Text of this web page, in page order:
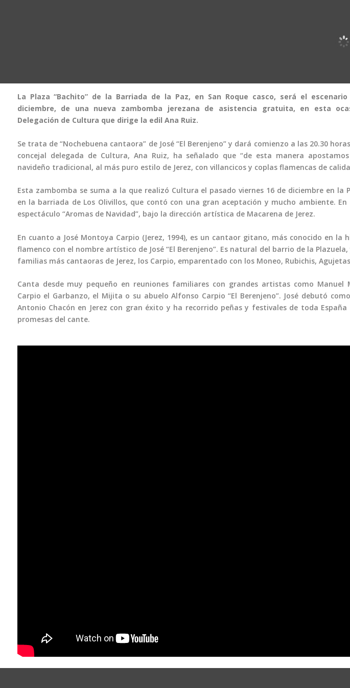
La Plaza “Bachito” de la Barriada de la Paz, en San Roque casco, será el
diciembre, de una nueva zambomba jerezana de asistencia gratuita, en esta
Delegación de Cultura que dirige la edil Ana Ruiz.
Se trata de “Nochebuena cantaora” de José “El Berenjeno” y dará comienzo a las 20.30
concejal delegada de Cultura, Ana Ruiz, ha señalado que “de esta manera
navideño tradicional, al más puro estilo de Jerez, con villancicos y coplas flamencas de
Esta zambomba se suma a la que realizó Cultura el pasado viernes 16 de diciembre en la
en la barriada de Los Olivillos, que contó con una gran aceptación y mucho ambiente. En
espectáculo “Aromas de Navidad”, bajo la dirección artística de Macarena de Jerez.
En cuanto a José Montoya Carpio (Jerez, 1994), es un cantaor gitano, más conocido en la
flamenco con el nombre artístico de José “El Berenjeno”. Es natural del barrio de la
familias más cantaoras de Jerez, los Carpio, emparentado con los Moneo, Rubichis,
Canta desde muy pequeño en reuniones familiares con grandes artistas como Manuel
Carpio el Garbanzo, el Mijita o su abuelo Alfonso Carpio “El Berenjeno”. José debutó
Antonio Chacón en Jerez con gran éxito y ha recorrido peñas y festivales de toda España
promesas del cante.